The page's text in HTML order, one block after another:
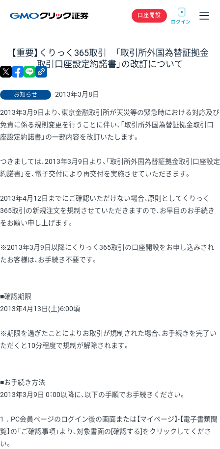
GMOクリック
口座開設
【重要】くりっく365取引 「取引所外国為替証拠金
取引口座設定約諾書」の改訂について
お知らせ 2013年3月8日
X facebook
2013年3月9日より、東京金融取引所が天災等の緊急時における対応及び
免責に係る規則変更を行うことに伴い、「取引所外国為替証拠金取引口
座設定約諾書」の一部内容を改訂いたします。
つきましては、2013年3月9日より、「取引所外国為替証拠金取引口座設定
約諾書」を、電子交付により再交付を実施させていただきます。
2013年4月12日までにご確認いただけない場合、原則としてくりっく
365取引の新規注文を規制させていただきますので、お早目のお手続き
をお願い申し上げます。
※2013年3月9日以降にくりっく365取引の口座開設をお申し込みされ
たお客様は、お手続き不要です。
■確認期限
2013年4月13日(土)6:00頃
※期限を過ぎたことによりお取引が規制された場合、お手続きを完了い
ただくと10分程度で規制が解除されます。
■お手続き方法
2013年3月9日 0：00以降に、以下の手順でお手続きください。
1．PC会員ページのログイン後の画面または【マイページ】-【電子書類閲
覧】の「ご確認事項」より、対象書面の[確認する]をクリックしてくださ
い。